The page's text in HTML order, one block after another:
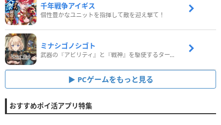
千年戦争アイギス
個性豊かなユニットを指揮して敵を迎え撃て！
ミナシゴノシゴト
武器の『アビリティ』と『戦神』を駆使するターン制コマンドバトルRPG！
PCゲームをもっと見る
おすすめポイ活アプリ特集